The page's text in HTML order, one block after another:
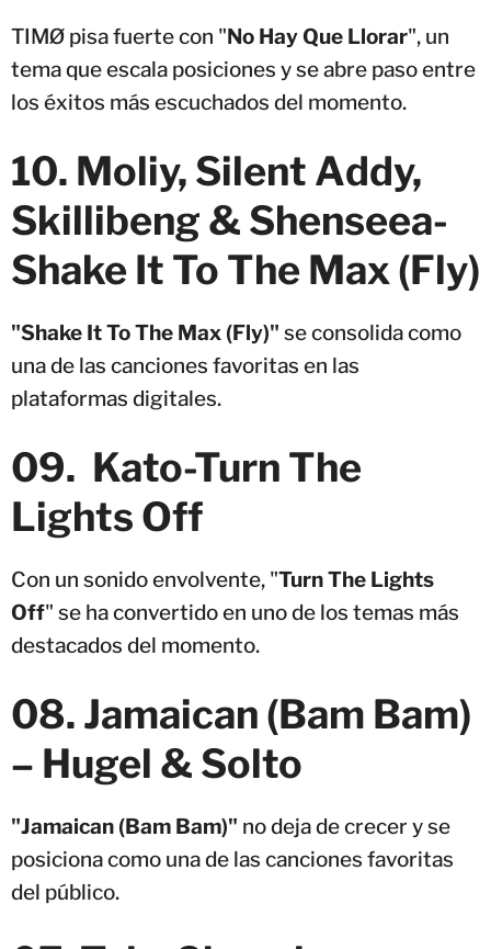
TIMØ pisa fuerte con "No Hay Que Llorar", un
tema que escala posiciones y se abre paso entre
los éxitos más escuchados del momento.
10. Moliy, Silent Addy,
Skillibeng & Shenseea-
Shake It To The Max (Fly)
"Shake It To The Max (Fly)" se consolida como
una de las canciones favoritas en las
plataformas digitales.
09. Kato-Turn The
Lights Off
Con un sonido envolvente, "Turn The Lights
Off" se ha convertido en uno de los temas más
destacados del momento.
08. Jamaican (Bam Bam)
– Hugel & Solto
"Jamaican (Bam Bam)" no deja de crecer y se
posiciona como una de las canciones favoritas
del público.